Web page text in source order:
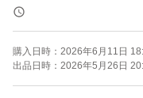
致します。特に初心者
またこちらの商品は
ッセージは極力控えさ
購入日時： 2026年6月11日
出品日時： 2026年5月26日